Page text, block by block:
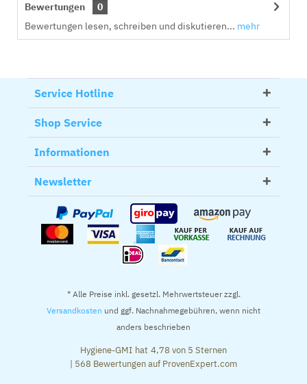
Bewertungen
0
Bewertungen lesen, schreiben und diskutieren... mehr
Service Hotline
Shop Service
Informationen
Newsletter
* Alle Preise inkl. gesetzl. Mehrwertsteuer zzgl.
Versandkosten und ggf. Nachnahmegebühren, wenn nicht
anders beschrieben
Hygiene-GMI hat 4,78 von 5 Sternen
| 568 Bewertungen auf ProvenExpert.com